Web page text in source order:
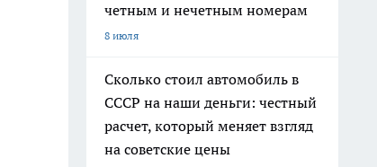
четным и нечетным номерам
8 июля
Сколько стоил автомобиль в
СССР на наши деньги: честный
расчет, который меняет взгляд
на советские цены